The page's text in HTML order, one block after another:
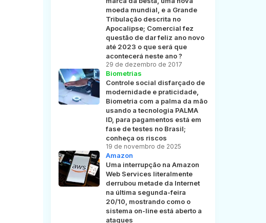
moeda mundial, e a Grande
Tribulação descrita no
Apocalipse; Comercial fez
questão de dar feliz ano novo
até 2023 o que será que
acontecerá neste ano ?
29 de dezembro de 2017
Biometrias
Controle social disfarçado de
modernidade e praticidade,
Biometria com a palma da mão
usando a tecnologia PALMA
ID, para pagamentos está em
fase de testes no Brasil;
conheça os riscos
19 de novembro de 2025
Amazon
Uma interrupção na Amazon
Web Services literalmente
derrubou metade da Internet
na última segunda-feira
20/10, mostrando como o
sistema on-line está aberto a
ataques